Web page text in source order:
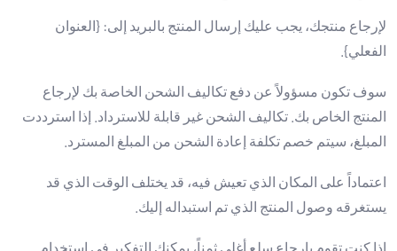
لإرجاع منتجك، يجب عليك إرسال المنتج بالبريد إلى: {العنوان
الفعلي}.
سوف تكون مسؤولاً عن دفع تكاليف الشحن الخاصة بك لإرجاع
المنتج الخاص بك. تكاليف الشحن غير قابلة للاسترداد. إذا استرددت
المبلغ، سيتم خصم تكلفة إعادة الشحن من المبلغ المسترد.
اعتماداً على المكان الذي تعيش فيه، قد يختلف الوقت الذي قد
يستغرقه وصول المنتج الذي تم استبداله إليك.
إذا كنت تقوم بإرجاع سلع أغلى ثمناً، يمكنك التفكير في استخدام